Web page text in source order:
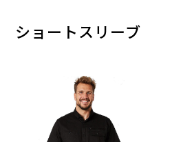
ショートスリーブ